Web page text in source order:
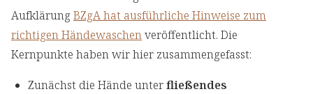
AufklärungBZgA hat ausführliche Hinweise zum
richtigen Händewaschenveröffentlicht. Die
Kernpunkte haben wir hier zusammengefasst:
Zunächst die Hände unterfließendes